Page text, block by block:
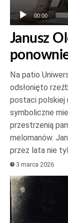
00:00
Janusz
Na patio
odsłonięto
postaci polskiej
symboliczne
przestrzenią
melomanów.
przez lata nie
3 marca 2026
Odtwarzacz
plików
dźwiękowych